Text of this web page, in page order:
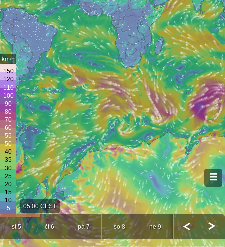
05:00 CEST
st 5 čt 6 pá 7 so 8 ne 9
km/h